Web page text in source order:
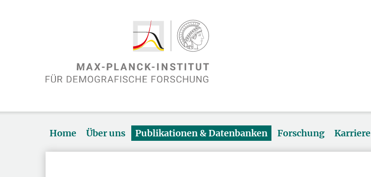
Home Über uns Publikationen & Datenbanken Forschung Karriere